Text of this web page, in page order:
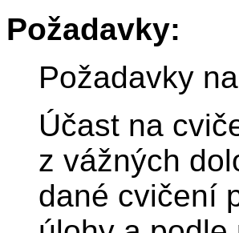
Požadavky:
Požadavky
Účast na
z vážných
dané cvičení